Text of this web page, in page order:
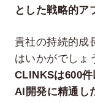
とした戦略的ア
貴社の持続的成
はいかがでしょ
CLINKSは600件
AI開発に精通し